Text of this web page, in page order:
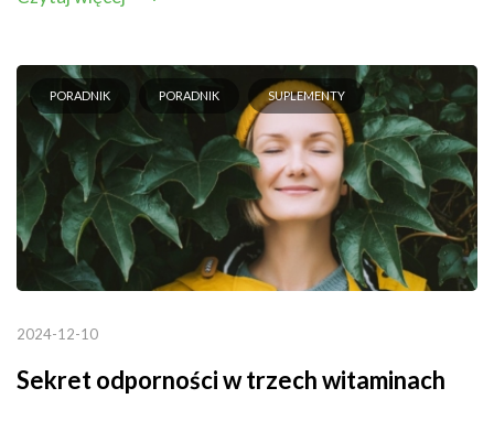
PORADNIK PORADNIK SUPLEMENTY
2024-12-10
Sekret odporności w trzech witaminach